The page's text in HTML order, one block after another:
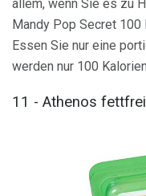
allem, wenn Sie es zu
Mandy Pop Secret
Essen Sie nur eine
werden nur 100
11 - Athenos